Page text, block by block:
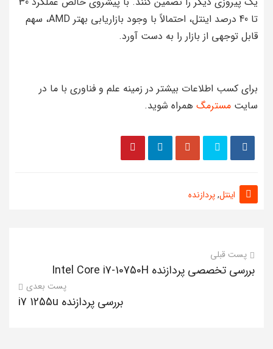
تا 40 درصد اینتل، احتمالاً با وجود بازاریابی بهتر AMD، سهم
قابل توجهی از بازار را به دست آورد.
برای کسب اطلاعات بیشتر در زمینه علم و فناوری با ما در
سایت مسترمگ همراه شوید.
اینتل,پردازنده
پست قبلی
بررسی تخصصی پردازنده Intel Core i7-10750H
پست بعدی
بررسی پردازنده i7 1255u